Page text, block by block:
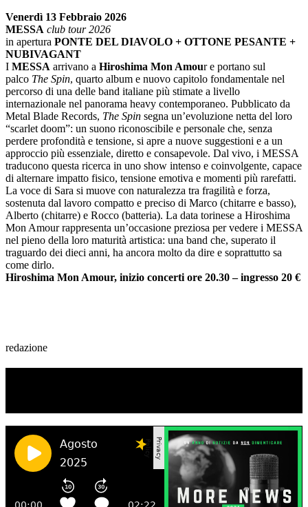
Venerdì 13 Febbraio 2026
MESSA club tour 2026
in apertura PONTE DEL DIAVOLO + OTTONE PESANTE +
NUBIVAGANT
I MESSA arrivano a Hiroshima Mon Amour e portano sul
palco The Spin, quarto album e nuovo capitolo fondamentale nel
percorso di una delle band italiane più stimate a livello
internazionale nel panorama heavy contemporaneo. Pubblicato da
Metal Blade Records, The Spin segna un’evoluzione netta del loro
“scarlet doom”: un suono riconoscibile e personale che, senza
perdere profondità e tensione, si apre a nuove suggestioni e a un
approccio più essenziale, diretto e consapevole. Dal vivo, i MESSA
traducono questa ricerca in uno show intenso e coinvolgente, capace
di alternare impatto fisico, tensione emotiva e momenti più rarefatti.
La voce di Sara si muove con naturalezza tra fragilità e forza,
sostenuta dal lavoro compatto e preciso di Marco (chitarre e basso),
Alberto (chitarre) e Rocco (batteria). La data torinese a Hiroshima
Mon Amour rappresenta un’occasione preziosa per vedere i MESSA
nel pieno della loro maturità artistica: una band che, superato il
traguardo dei dieci anni, ha ancora molto da dire e soprattutto sa
come dirlo.
Hiroshima Mon Amour, inizio concerti ore 20.30 – ingresso 20 €
redazione